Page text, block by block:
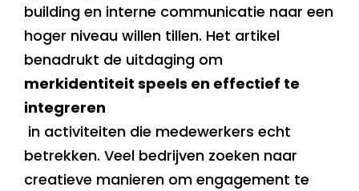
building en interne communicatie naar een
hoger niveau willen tillen. Het artikel
benadrukt de uitdaging om
merkidentiteit speels en effectief te
integreren
in activiteiten die medewerkers echt
betrekken. Veel bedrijven zoeken naar
creatieve manieren om engagement te